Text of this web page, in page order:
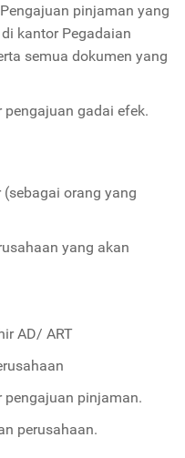
pinjaman yang
kantor Pegadaian
semua dokumen yang
gadai efek.
orang yang
yang akan
AD/ ART
pinjaman.
perusahaan.